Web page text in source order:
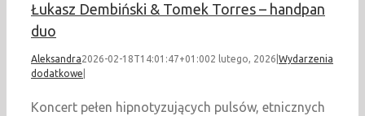
Łukasz Dembiński & Tomek Torres – handpan
duo
Aleksandra2026-02-18T14:01:47+01:002 lutego, 2026 Wydarzenia
dodatkowe
Koncert pełen hipnotyzujących pulsów, etnicznych